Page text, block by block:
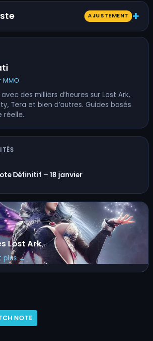
AJUSTEMENT
MMO
des milliers d’heures sur Lost Ark,
Tera et bien d’autres. Guides basés
réelle.
Définitif – 18 janvier
Lost Ark
plus →
NOTE